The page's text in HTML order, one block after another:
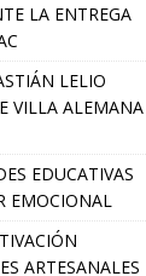
LA ENTREGA
LELIO
VILLA ALEMANA
EDUCATIVAS
EMOCIONAL
ARTESANALES